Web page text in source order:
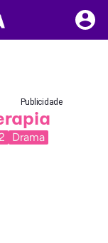
Publicidade
Drama